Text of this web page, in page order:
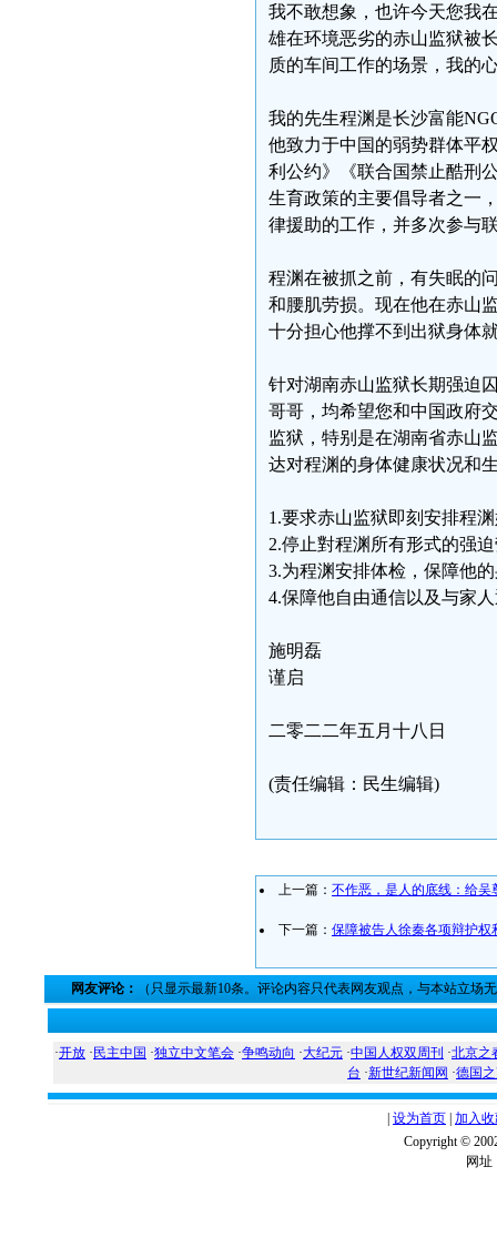
我不敢想象，也许今天您我
雄在环境恶劣的赤山监狱被
质的车间工作的场景，我的
我的先生程渊是长沙富能
他致力于中国的弱势群体平
利公约》《联合国禁止酷刑
生育政策的主要倡导者之一
律援助的工作，并多次参与
程渊在被抓之前，有失眠的
和腰肌劳损。现在他在赤山
十分担心他撑不到出狱身体
针对湖南赤山监狱长期强迫
哥哥，均希望您和中国政府
监狱，特别是在湖南省赤山
达对程渊的身体健康状况和
1.要求赤山监狱即刻安排程
2.停止對程渊所有形式的强
3.为程渊安排体检，保障他
4.保障他自由通信以及与家
施明磊
谨启
二零二二年五月十八日
(责任编辑：民生编辑)
上一篇： 不作恶，是人的底线：给吴
下一篇： 保障被告人徐秦各项辩护权
网友评论： （只显示最新10条。评论内容只代表网友观点，与本站立场
·开放 · 民主中国 ·独立中文笔会 ·争鸣动向 ·大纪元 ·中国人权双周刊 ·北京之
台 ·新世纪新闻网 ·德国
设为首页 加入
Copyright ©
网址